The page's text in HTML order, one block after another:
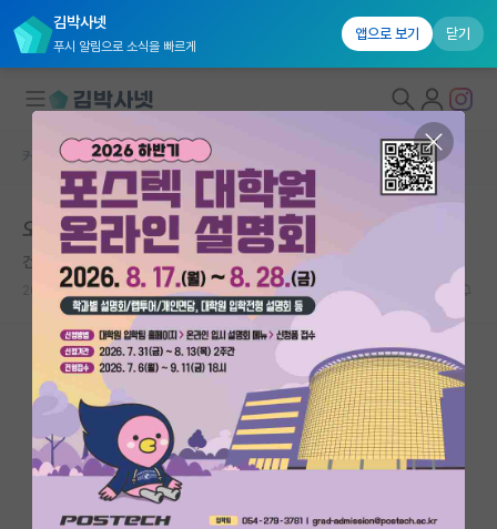
김박사넷
푸시 알림으로 소식을 빠르게
앱으로 보기 닫기
대학원생 모집
국내대학원 정보
연구실&오픈랩
커뮤니티
커뮤니티 홈
전체글보기
베스트 게시판
IF 명예의전당
커뮤니티 홈 미국 유학 게시판
오하이오 주립대 질문
건강한 임마누엘 칸트
2026.05.18 10 2469